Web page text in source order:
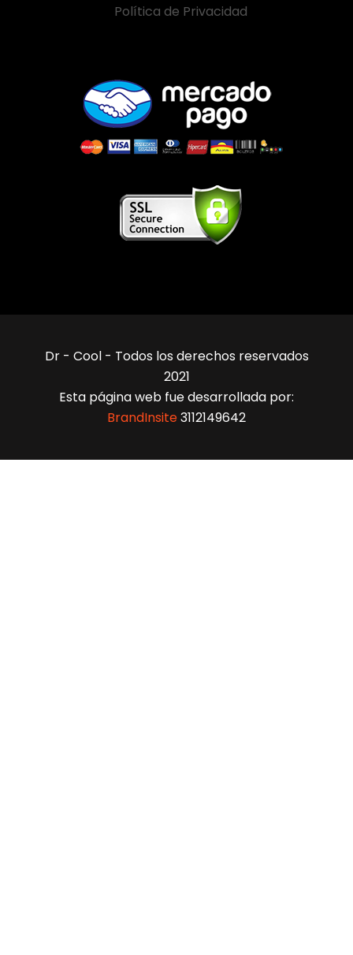
Política de Privacidad
Dr - Cool - Todos los derechos reservados
2021
Esta página web fue desarrollada por:
BrandInsite3112149642